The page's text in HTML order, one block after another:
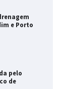
e Porto
pelo
de